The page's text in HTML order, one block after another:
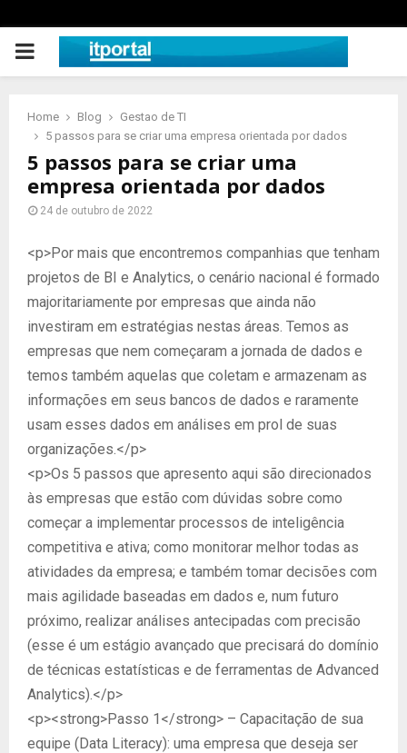
PRIMARY
Home Blog
Gestao de TI
5 passos para se criar uma empresa orientada por dados
5 passos para se criar uma
empresa orientada por dados
24 de outubro de 2022
<p>Por mais que encontremos companhias que tenham
projetos de BI e Analytics, o cenário nacional é formado
majoritariamente por empresas que ainda não
investiram em estratégias nestas áreas. Temos as
empresas que nem começaram a jornada de dados e
temos também aquelas que coletam e armazenam as
informações em seus bancos de dados e raramente
usam esses dados em análises em prol de suas
organizações.</p>
<p>Os 5 passos que apresento aqui são direcionados
às empresas que estão com dúvidas sobre como
começar a implementar processos de inteligência
competitiva e ativa; como monitorar melhor todas as
atividades da empresa; e também tomar decisões com
mais agilidade baseadas em dados e, num futuro
próximo, realizar análises antecipadas com precisão
(esse é um estágio avançado que precisará do domínio
de técnicas estatísticas e de ferramentas de Advanced
Analytics).</p>
<p><strong>Passo 1</strong> – Capacitação de sua
equipe (Data Literacy): uma empresa que deseja ser